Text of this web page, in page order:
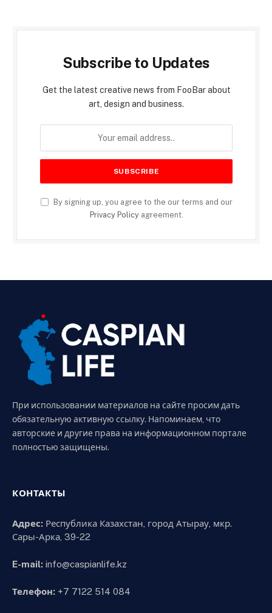
Subscribe to Updates
Get the latest creative news from FooBar about
art, design and business.
By signing up, you agree to the our terms and our
Privacy Policyagreement.
При использовании материалов на сайте просим дать
обязательную активную ссылку. Напоминаем, что
авторские и другие права на информационном портале
полностью защищены.
КОНТАКТЫ
Адрес: Республика Казахстан, город Атырау, мкр.
Сары-Арка, 39-22
E-mail: info@caspianlife.kz
Телефон: +7 7122 514 084